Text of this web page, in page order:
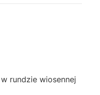
rundzie wiosennej